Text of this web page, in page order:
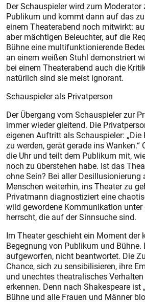
Der Schauspieler wird zum Moderator
Publikum und kommt dann auf das
einem Theaterabend noch mitwirkt:
aber mächtigen Beleuchter, auf die
Bühne eine multifunktionierende
an einem weißen Stuhl demonstriert
bei einem Theaterabend auch die
natürlich sind sie meist ignorant.
Schauspieler als Privatperson
Der Übergang vom Schauspieler zur
immer wieder gleitend. Die
eigenen Auftritt als Schauspieler:
zu werden, gerät gerade ins Wanken.“
die Uhr und teilt dem Publikum mit,
noch zu überstehen habe. Ist das
ohne Sein? Bei aller Desillusionierung
Menschen weiterhin, ins Theater zu
Privatmann diagnostiziert eine
wild gewordene Kommunikation unter
herrscht, die auf der Sinnsuche sind.
Im Theater geschieht ein Moment der
Begegnung von Publikum und Bühne.
aufgeworfen, nicht beantwortet. Die
Chance, sich zu sensibilisieren, ihre
und unechtes theatralisches
erkennen. Denn nach Shakespeare ist
Bühne und alle Frauen und Männer